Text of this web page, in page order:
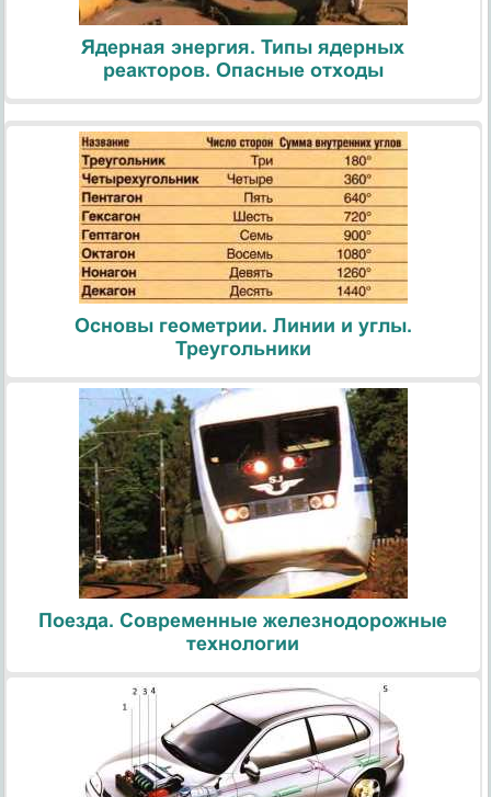
Ядерная энергия. Типы ядерных
реакторов. Опасные отходы
Основы геометрии. Линии и углы.
Треугольники
Поезда. Современные железнодорожные
технологии